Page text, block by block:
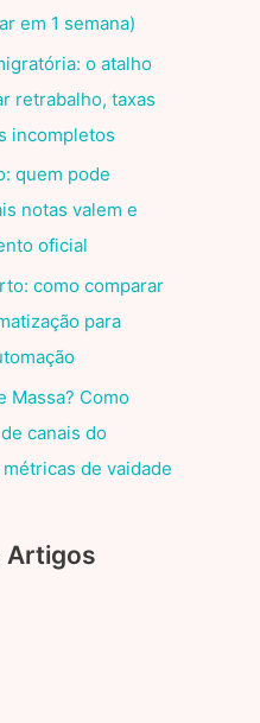
em 1 semana)
o atalho
retrabalho, taxas
incompletos
quem pode
notas valem e
oficial
como comparar
para
Massa? Como
canais do
de vaidade
Artigos